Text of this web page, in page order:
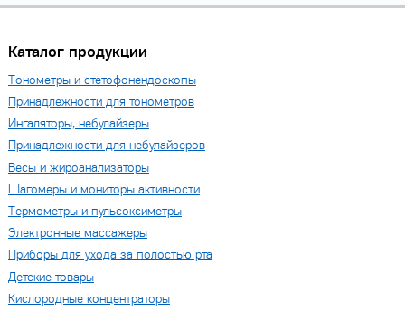
Каталог продукции
Тонометры и стетофонендоскопы
Принадлежности для тонометров
Ингаляторы, небулайзеры
Принадлежности для небулайзеров
Весы и жироанализаторы
Шагомеры и мониторы активности
Термометры и пульсоксиметры
Электронные массажеры
Приборы для ухода за полостью рта
Детские товары
Кислородные концентраторы